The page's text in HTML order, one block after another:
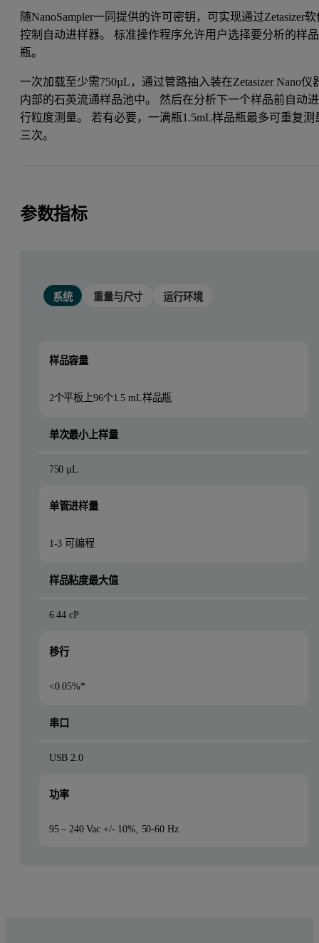
随NanoSampler一同提供的许可密钥，可实现通过Zetasizer软
控制自动进样器。 标准操作程序允许用户选择要分析的样品
瓶。
一次加载至少需750µL，通过管路抽入装在Zetasizer Nano仪
内部的石英流通样品池中。 然后在分析下一个样品前自动进
行粒度测量。 若有必要，一满瓶1.5mL样品瓶最多可重复测
三次。
参数指标
系统 重量与尺寸 运行环境
样品容量
2个平板上96个1.5 mL样品瓶
单次最小上样量
750 µL
单管进样量
1-3 可编程
样品粘度最大值
6.44 cP
移行
<0.05%*
串口
USB 2.0
功率
95 – 240 Vac +/- 10%, 50-60 Hz